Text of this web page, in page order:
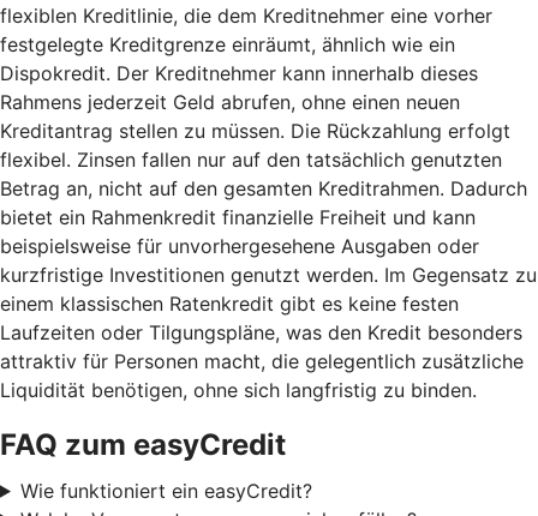
flexiblen Kreditlinie, die dem Kreditnehmer eine vorher
festgelegte Kreditgrenze einräumt, ähnlich wie ein
Dispokredit. Der Kreditnehmer kann innerhalb dieses
Rahmens jederzeit Geld abrufen, ohne einen neuen
Kreditantrag stellen zu müssen. Die Rückzahlung erfolgt
flexibel. Zinsen fallen nur auf den tatsächlich genutzten
Betrag an, nicht auf den gesamten Kreditrahmen. Dadurch
bietet ein Rahmenkredit finanzielle Freiheit und kann
beispielsweise für unvorhergesehene Ausgaben oder
kurzfristige Investitionen genutzt werden. Im Gegensatz zu
einem klassischen Ratenkredit gibt es keine festen
Laufzeiten oder Tilgungspläne, was den Kredit besonders
attraktiv für Personen macht, die gelegentlich zusätzliche
Liquidität benötigen, ohne sich langfristig zu binden.
FAQ zum easyCredit
Wie funktioniert ein easyCredit?